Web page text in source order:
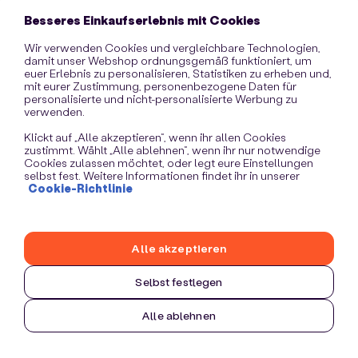
information).
Besseres Einkaufserlebnis mit Cookies
Wir verwenden Cookies und vergleichbare Technologien,
damit unser Webshop ordnungsgemäß funktioniert, um
euer Erlebnis zu personalisieren, Statistiken zu erheben und,
mit eurer Zustimmung, personenbezogene Daten für
personalisierte und nicht-personalisierte Werbung zu
verwenden.
Klickt auf „Alle akzeptieren“, wenn ihr allen Cookies
zustimmt. Wählt „Alle ablehnen“, wenn ihr nur notwendige
Cookies zulassen möchtet, oder legt eure Einstellungen
selbst fest. Weitere Informationen findet ihr in unserer
Cookie-Richtlinie
Selbst festlegen
Alle ablehnen
Alle akzeptieren